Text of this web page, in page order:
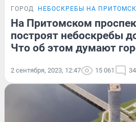
ГОРОД НЕБОСКРЕБЫ НА
На Притомском
построят небоскребы
Что об этом думают
2 сентября, 2023, 12:47 15 061 34